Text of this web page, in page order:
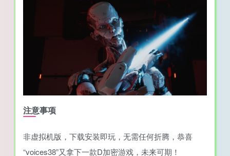
注意事项
非虚拟机版，下载安装即玩，无需任何折腾，恭喜
“voices38”又拿下一款D加密游戏，未来可期！